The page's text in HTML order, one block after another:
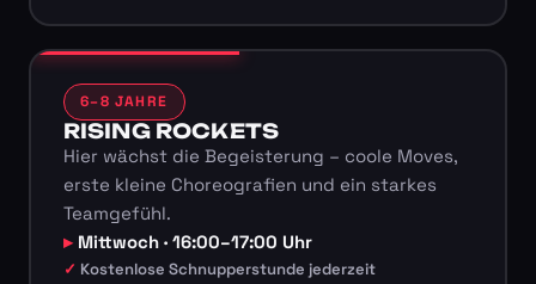
6–8 JAHRE
RISING ROCKETS
Hier wächst die Begeisterung – coole Moves,
erste kleine Choreografien und ein starkes
Teamgefühl.
Mittwoch · 16:00–17:00 Uhr
Kostenlose Schnupperstunde jederzeit